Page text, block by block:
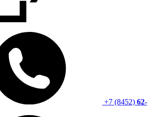
+7 (8452) 62-